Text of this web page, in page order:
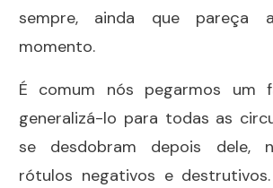
sempre, ainda que pareça
momento.
É comum nós pegarmos um
generalizá-lo para todas as
se desdobram depois dele,
rótulos negativos e